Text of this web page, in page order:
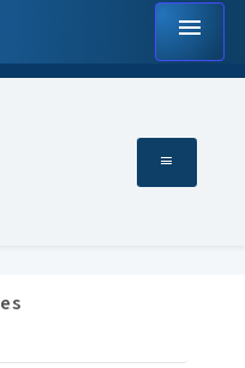
menu